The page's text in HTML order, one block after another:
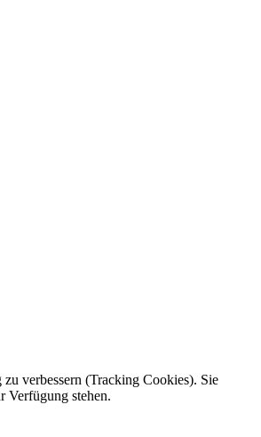
verbessern (Tracking Cookies). Sie
Verfügung stehen.